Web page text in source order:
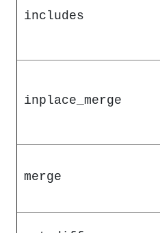
includes
inplace_merge
merge